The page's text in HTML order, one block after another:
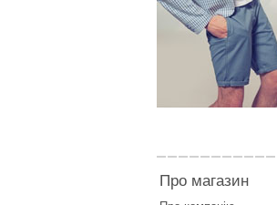
Про магазин